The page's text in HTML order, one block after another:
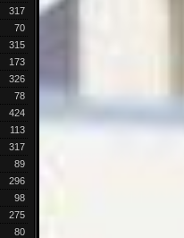
317
70
315
173
326
78
424
113
317
89
296
98
275
80